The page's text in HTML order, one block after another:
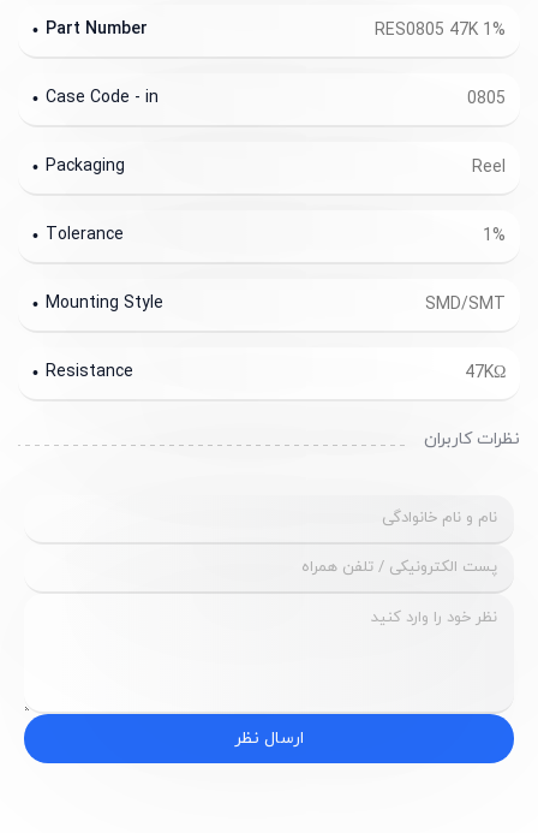
RES0805 47K 1%
Part Number
0805
Case Code - in
Reel
Packaging
1%
Tolerance
SMD/SMT
Mounting Style
47KΩ
Resistance
نظرات کاربران
ارسال نظر